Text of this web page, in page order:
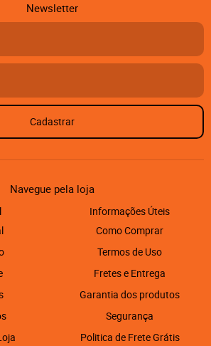
Newsletter
Cadastrar
Navegue pela loja
Informações Úteis
Como Comprar
Termos de Uso
Fretes e Entrega
Garantia dos produtos
Segurança
Politica de Frete Grátis